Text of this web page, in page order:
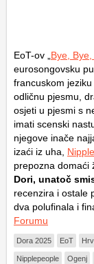
EoT-ov „Bye,
eurosongovsku
francuskom
odličnu pjesmu,
osjeti u pjesmi s
imati scenski
njegove inače
izaći iz uha,
prepozna domaći
Dori, unatoč
recenzira i ostale
dva polufinala i
Forumu
Dora 2025 EoT
Nipplepeople Ogenj